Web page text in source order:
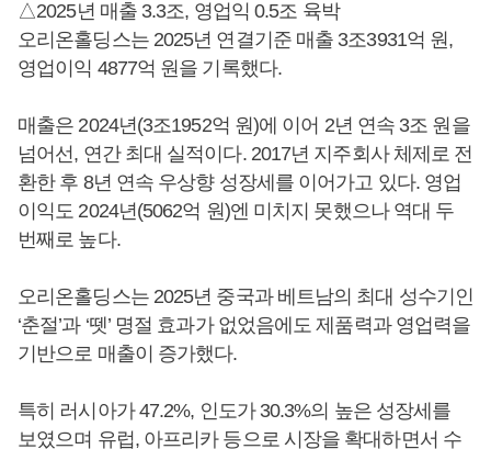
△2025년 매출 3.3조, 영업익 0.5조 육박
오리온홀딩스는 2025년 연결기준 매출 3조3931억 원,
영업이익 4877억 원을 기록했다.
매출은 2024년(3조1952억 원)에 이어 2년 연속 3조 원을
넘어선, 연간 최대 실적이다. 2017년 지주회사 체제로 전
환한 후 8년 연속 우상향 성장세를 이어가고 있다. 영업
이익도 2024년(5062억 원)엔 미치지 못했으나 역대 두
번째로 높다.
오리온홀딩스는 2025년 중국과 베트남의 최대 성수기인
‘춘절’과 ‘뗏’ 명절 효과가 없었음에도 제품력과 영업력을
기반으로 매출이 증가했다.
특히 러시아가 47.2%, 인도가 30.3%의 높은 성장세를
보였으며 유럽, 아프리카 등으로 시장을 확대하면서 수